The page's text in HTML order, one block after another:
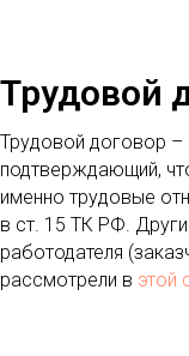
Трудовой
Трудовой договор –
подтверждающий,
именно трудовые
в ст. 15 ТК РФ.
работодателя
рассмотрели в этой